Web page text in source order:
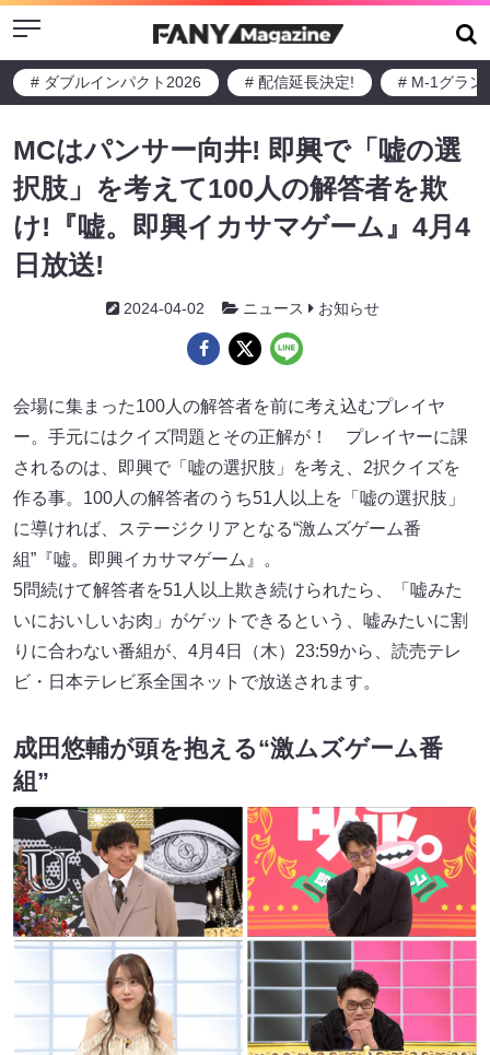
Menu
# ダブルインパクト2026 # 配信延長決定! # M-1グラン
MCはパンサー向井! 即興で「嘘の選
択肢」を考えて100人の解答者を欺
け!『嘘。即興イカサマゲーム』4月4
日放送!
2024-04-02 ニュース お知らせ
会場に集まった100人の解答者を前に考え込むプレイヤ
ー。手元にはクイズ問題とその正解が！ プレイヤーに課
されるのは、即興で「嘘の選択肢」を考え、2択クイズを
作る事。100人の解答者のうち51人以上を「嘘の選択肢」
に導ければ、ステージクリアとなる“激ムズゲーム番
組”『嘘。即興イカサマゲーム』。
5問続けて解答者を51人以上欺き続けられたら、「嘘みた
いにおいしいお肉」がゲットできるという、嘘みたいに割
りに合わない番組が、4月4日（木）23:59から、読売テレ
ビ・日本テレビ系全国ネットで放送されます。
成田悠輔が頭を抱える“激ムズゲーム番
組”